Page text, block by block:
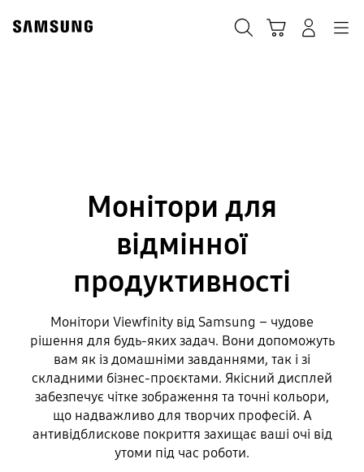
content
Монітори для
відмінної
продуктивності
Монітори Viewfinity від Samsung – чудове
рішення для будь-яких задач. Вони допоможуть
вам як із домашніми завданнями, так і зі
складними бізнес-проєктами. Якісний дисплей
забезпечує чітке зображення та точні кольори,
що надважливо для творчих професій. А
антивідблискове покриття захищає ваші очі від
утоми під час роботи.